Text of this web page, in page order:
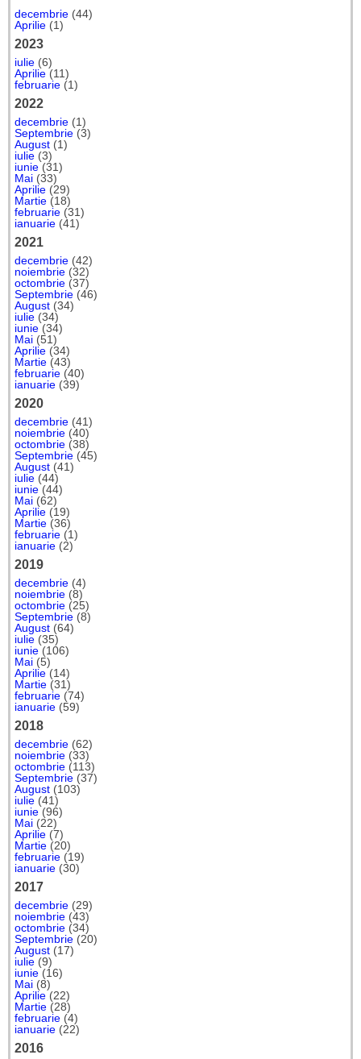
decembrie (44)
Aprilie (1)
2023
iulie (6)
Aprilie (11)
februarie (1)
2022
decembrie (1)
Septembrie (3)
August (1)
iulie (3)
iunie (31)
Mai (33)
Aprilie (29)
Martie (18)
februarie (31)
ianuarie (41)
2021
decembrie (42)
noiembrie (32)
octombrie (37)
Septembrie (46)
August (34)
iulie (34)
iunie (34)
Mai (51)
Aprilie (34)
Martie (43)
februarie (40)
ianuarie (39)
2020
decembrie (41)
noiembrie (40)
octombrie (38)
Septembrie (45)
August (41)
iulie (44)
iunie (44)
Mai (62)
Aprilie (19)
Martie (36)
februarie (1)
ianuarie (2)
2019
decembrie (4)
noiembrie (8)
octombrie (25)
Septembrie (8)
August (64)
iulie (35)
iunie (106)
Mai (5)
Aprilie (14)
Martie (31)
februarie (74)
ianuarie (59)
2018
decembrie (62)
noiembrie (33)
octombrie (113)
Septembrie (37)
August (103)
iulie (41)
iunie (96)
Mai (22)
Aprilie (7)
Martie (20)
februarie (19)
ianuarie (30)
2017
decembrie (29)
noiembrie (43)
octombrie (34)
Septembrie (20)
August (17)
iulie (9)
iunie (16)
Mai (8)
Aprilie (22)
Martie (28)
februarie (4)
ianuarie (22)
2016